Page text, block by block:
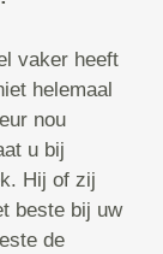
vaker heeft
helemaal
nou
u bij
Hij of zij
beste bij uw
de